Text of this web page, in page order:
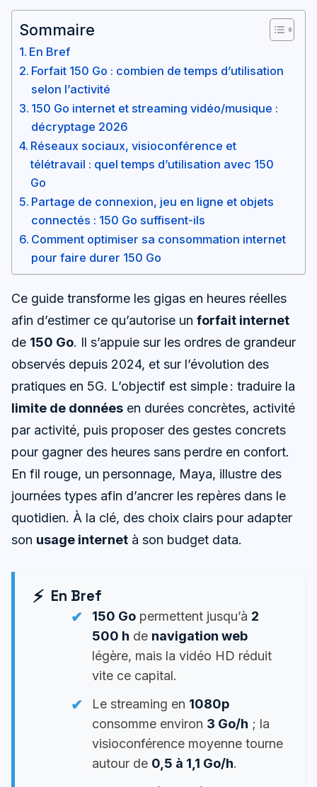
Sommaire
En Bref
Forfait 150 Go : combien de temps d’utilisation
selon l’activité
150 Go internet et streaming vidéo/musique :
décryptage 2026
Réseaux sociaux, visioconférence et
télétravail : quel temps d’utilisation avec 150
Go
Partage de connexion, jeu en ligne et objets
connectés : 150 Go suffisent-ils
Comment optimiser sa consommation internet
pour faire durer 150 Go
Ce guide transforme les gigas en heures réelles
afin d’estimer ce qu’autorise un forfait internet
de 150 Go. Il s’appuie sur les ordres de grandeur
observés depuis 2024, et sur l’évolution des
pratiques en 5G. L’objectif est simple : traduire la
limite de données en durées concrètes, activité
par activité, puis proposer des gestes concrets
pour gagner des heures sans perdre en confort.
En fil rouge, un personnage, Maya, illustre des
journées types afin d’ancrer les repères dans le
quotidien. À la clé, des choix clairs pour adapter
son usage internet à son budget data.
En Bref
150 Go permettent jusqu’à 2
500 h de navigation web
légère, mais la vidéo HD réduit
vite ce capital.
Le streaming en 1080p
consomme environ 3 Go/h ; la
visioconférence moyenne tourne
autour de 0,5 à 1,1 Go/h.